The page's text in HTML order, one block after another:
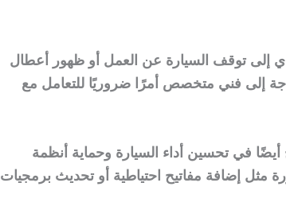
إلى توقف السيارة عن العمل أو ظهور أعطال
إلى فني متخصص أمرًا ضروريًا للتعامل مع
في تحسين أداء السيارة وحماية أنظمة
مثل إضافة مفاتيح احتياطية أو تحديث برمجيات